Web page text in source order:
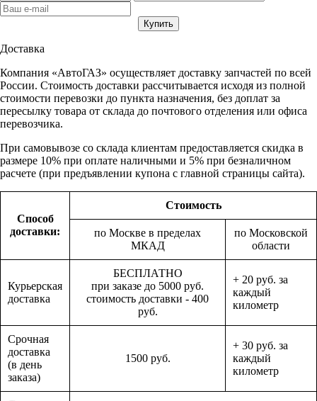
Доставка
Компания «АвтоГАЗ» осуществляет доставку запчастей по всей
России. Стоимость доставки рассчитывается исходя из полной
стоимости перевозки до пункта назначения, без доплат за
пересылку товара от склада до почтового отделения или офиса
перевозчика.
При самовывозе со склада клиентам предоставляется скидка в
размере 10% при оплате наличными и 5% при безналичном
расчете (при предъявлении купона с главной страницы сайта).
Способ
доставки:
Стоимость
по Москве в пределах
МКАД
по Московской
области
Курьерская
доставка
БЕСПЛАТНО
при заказе до 5000 руб.
стоимость доставки - 400
руб.
+ 20 руб. за
каждый
километр
Срочная
доставка
(в день
заказа)
1500 руб.
+ 30 руб. за
каждый
километр